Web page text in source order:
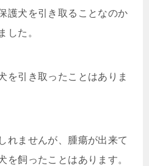
護犬を引き取ることなのか
した。
を引き取ったことはありま
れませんが、腫瘍が出来て
を飼ったことはあります。